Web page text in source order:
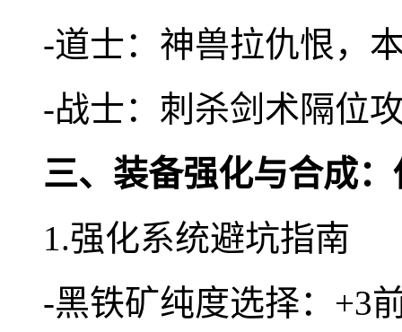
-道士：神兽拉仇恨，
-战士：刺杀剑术隔位
三、装备强化与合成
1.强化系统避坑指南
-黑铁矿纯度选择：+3